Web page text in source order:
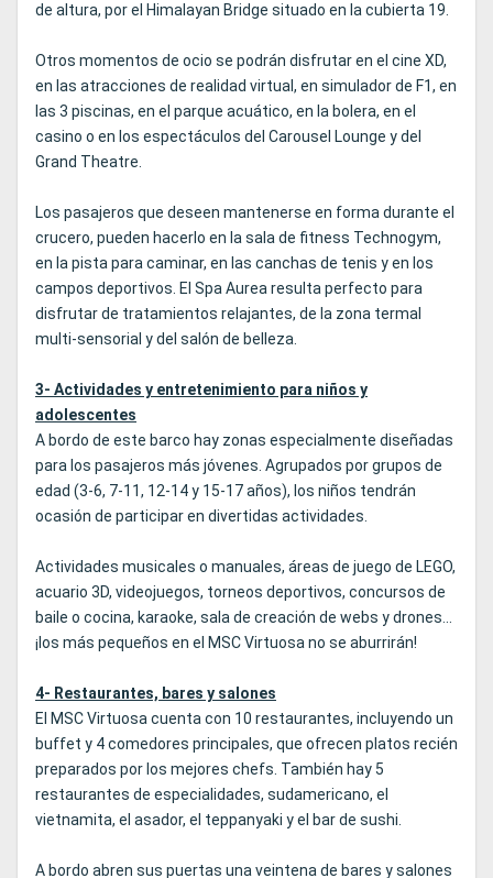
de altura, por el Himalayan Bridge situado en la cubierta 19.
Otros momentos de ocio se podrán disfrutar en el cine XD,
en las atracciones de realidad virtual, en simulador de F1, en
las 3 piscinas, en el parque acuático, en la bolera, en el
casino o en los espectáculos del Carousel Lounge y del
Grand Theatre.
Los pasajeros que deseen mantenerse en forma durante el
crucero, pueden hacerlo en la sala de fitness Technogym,
en la pista para caminar, en las canchas de tenis y en los
campos deportivos. El Spa Aurea resulta perfecto para
disfrutar de tratamientos relajantes, de la zona termal
multi-sensorial y del salón de belleza.
3- Actividades y entretenimiento para niños y
adolescentes
A bordo de este barco hay zonas especialmente diseñadas
para los pasajeros más jóvenes. Agrupados por grupos de
edad (3-6, 7-11, 12-14 y 15-17 años), los niños tendrán
ocasión de participar en divertidas actividades.
Actividades musicales o manuales, áreas de juego de LEGO,
acuario 3D, videojuegos, torneos deportivos, concursos de
baile o cocina, karaoke, sala de creación de webs y drones...
¡los más pequeños en el MSC Virtuosa no se aburrirán!
4- Restaurantes, bares y salones
El MSC Virtuosa cuenta con 10 restaurantes, incluyendo un
buffet y 4 comedores principales, que ofrecen platos recién
preparados por los mejores chefs. También hay 5
restaurantes de especialidades, sudamericano, el
vietnamita, el asador, el teppanyaki y el bar de sushi.
A bordo abren sus puertas una veintena de bares y salones